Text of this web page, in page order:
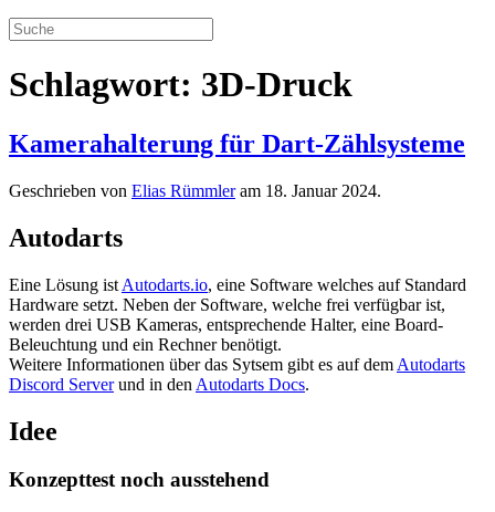
Schlagwort: 3D-Druck
Kamera­halterung für Dart-Zählsysteme
Geschrieben von Elias Rümmleram 18. Januar 2024.
Autodarts
Eine Lösung ist Autodarts.io, eine Software welches auf Standard
Hardware setzt. Neben der Software, welche frei verfügbar ist,
werden drei USB Kameras, entsprechende Halter, eine Board-
Beleuchtung und ein Rechner benötigt.
Weitere Informationen über das Sytsem gibt es auf dem Autodarts
Discord Serverund in den Autodarts Docs.
Idee
Konzepttest noch ausstehend